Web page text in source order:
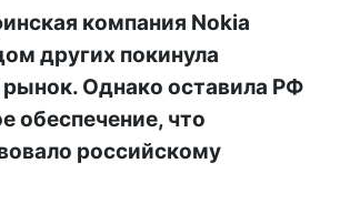
компания Nokia
других покинула
Однако оставила РФ
обеспечение, что
российскому